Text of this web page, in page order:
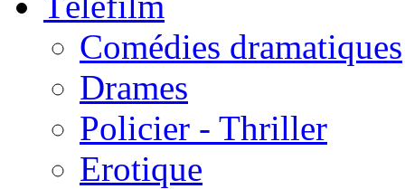
Comédies dramatiques
Drames
Policier - Thriller
Erotique